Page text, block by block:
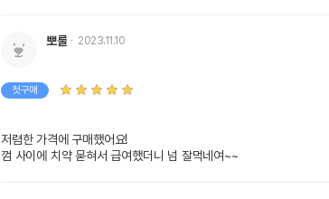
뽀룰 2023.11.10
첫구매
저렴한 가격에 구매했어요!
껌 사이에 치약 묻혀서 급여했더니 넘 잘먹네여~~